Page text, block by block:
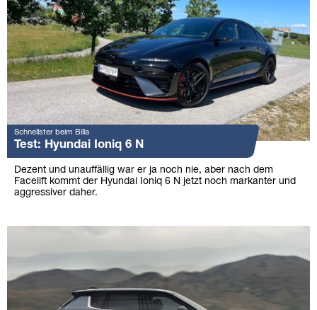
Schnellster beim Billa
Test: Hyundai Ioniq 6 N
Dezent und unauffällig war er ja noch nie, aber nach dem
Facelift kommt der Hyundai Ioniq 6 N jetzt noch markanter und
aggressiver daher.